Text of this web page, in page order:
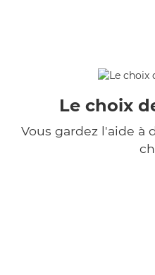
Le choix
Vous gardez l'aide à